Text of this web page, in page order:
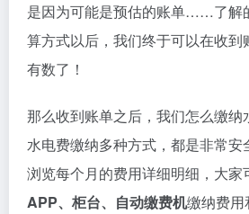
是因为可能是预估的账单……了解
算方式以后，我们终于可以在收到
有数了！
那么收到账单之后，我们怎么缴纳
水电费缴纳多种方式，都是非常安
浏览每个月的费用详细明细，大家
APP、柜台、自动缴费机缴纳费用